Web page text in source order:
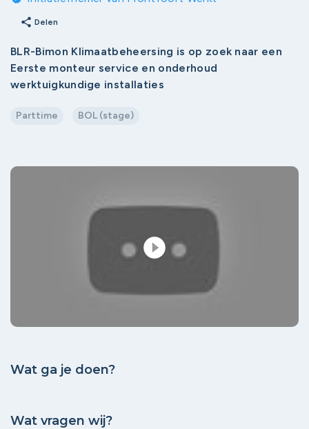
share Delen
BLR-Bimon Klimaatbeheersing is op zoek naar een
Eerste monteur service en onderhoud
werktuigkundige installaties
Parttime BOL (stage)
play_circle_filled
Wat ga je doen?
Wat vragen wij?